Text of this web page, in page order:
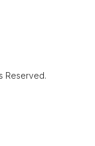
Reserved.